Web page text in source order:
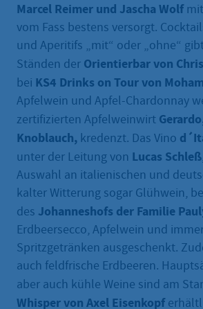
Marcel Reimer und Jascha Wolf
vom Fass bestens versorgt.
und Aperitifs „mit“ oder „ohne“
Ständen der Orientierbar von
bei KS4 Drinks on Tour von
Apfelwein und Apfel-Chardonnay
zertifizierten Apfelweinwirt
Knoblauch, kredenzt. Das Vino
unter der Leitung von Lucas Schleß
Auswahl an italienischen und
kalter Witterung sogar Glühwein,
des Johanneshofs der Familie
Erdbeersecco, Apfelwein und
Spritzgetränken ausgeschenkt.
auch feldfrische Erdbeeren.
aber auch kühle Weine sind am
Whisper von Axel Eisenkopf